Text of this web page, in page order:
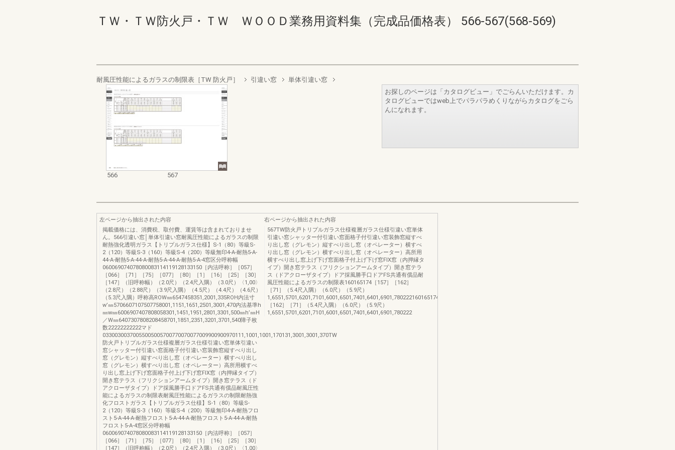
ＴＷ・ＴＷ防火戸・ＴＷ ＷＯＯＤ業務用資料集（完成品価格表） 566-567(568-569)
耐風圧性能によるガラスの制限表［TW 防火戸］ 引違い窓 単体引違い窓
566 567
お探しのページは「カタログビュー」でごらんいただけます。カ
タログビューではweb上でパラパラめくりながらカタログをごら
んになれます。
左ページから抽出された内容
掲載価格には、消費税、取付費、運賃等は含まれておりませ
ん。566引違い窓│単体引違い窓耐風圧性能によるガラスの制限
耐熱強化透明ガラス【トリプルガラス仕様】S-1（80）等級S-
2（120）等級S-3（160）等級S-4（200）等級無印4-A-耐熱5-A-
44-A-耐熱5-A-44-A-耐熱5-A-44-A-耐熱5-A-4窓区分呼称幅
060069074078080083114119128133150［内法呼称］［057］
［066］［71］［75］［077］［80］［1］［16］［25］［30］
［147］（旧呼称幅）（2.0尺）（2.4尺入隅）（3.0尺）〈1,00〉
（2.8尺）（2.88尺）（3.9尺入隅）（4.5尺）（4.4尺）（4.6尺）
（5.3尺入隅）呼称高ROW㎜6547458351,2001,335ROH内法寸
w’㎜5706607107507758001,1151,1651,2501,3001,470内法基準h
㎜w㎜6006907407808058301,1451,1951,2801,3301,500㎜h’㎜H
／W㎜6407307808208458701,1851,2351,3201,3701,540障子枚
数22222222222マド
03300300370055005005700770070077009900900970111,1001,1001,170131,3001,3001,370TW
防火戸トリプルガラス仕様複層ガラス仕様引違い窓単体引違い
窓シャッター付引違い窓面格子付引違い窓装飾窓縦すべり出し
窓（グレモン）縦すべり出し窓（オペレーター）横すべり出し
窓（グレモン）横すべり出し窓（オペレーター）高所用横すべ
り出し窓上げ下げ窓面格子付上げ下げ窓FIX窓（内押縁タイプ）
開き窓テラス（フリクションアームタイプ）開き窓テラス（ド
アクローザタイプ）ドア採風勝手口ドアFS共通有償品耐風圧性
能によるガラスの制限表耐風圧性能によるガラスの制限耐熱強
化フロストガラス【トリプルガラス仕様】S-1（80）等級S-
2（120）等級S-3（160）等級S-4（200）等級無印4-A-耐熱フロ
スト5-A-44-A-耐熱フロスト5-A-44-A-耐熱フロスト5-A-44-A-耐熱
フロスト5-A-4窓区分呼称幅
060069074078080083114119128133150［内法呼称］［057］
［066］［71］［75］［077］［80］［1］［16］［25］［30］
［147］（旧呼称幅）（2.0尺）（2.4尺入隅）（3.0尺）〈1,00〉
右ページから抽出された内容
567TW防火戸トリプルガラス仕様複層ガラス仕様引違い窓単体
引違い窓シャッター付引違い窓面格子付引違い窓装飾窓縦すべ
り出し窓（グレモン）縦すべり出し窓（オペレーター）横すべ
り出し窓（グレモン）横すべり出し窓（オペレーター）高所用
横すべり出し窓上げ下げ窓面格子付上げ下げ窓FIX窓（内押縁タ
イプ）開き窓テラス（フリクションアームタイプ）開き窓テラ
ス（ドアクローザタイプ）ドア採風勝手口ドアFS共通有償品耐
風圧性能によるガラスの制限表160165174［157］［162］
［71］（5.4尺入隅）（6.0尺）（5.9尺）
1,6551,5701,6201,7101,6001,6501,7401,6401,6901,780222160165174［157］
［162］［71］（5.4尺入隅）（6.0尺）（5.9尺）
1,6551,5701,6201,7101,6001,6501,7401,6401,6901,780222